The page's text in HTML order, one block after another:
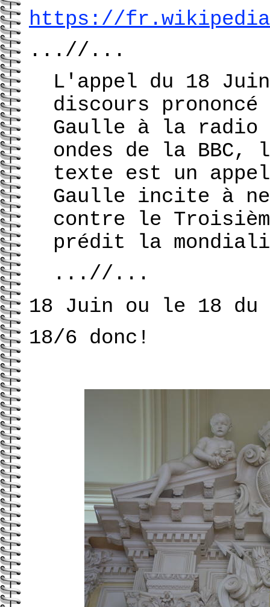
https://
...//...
L'appel du 18
discours
Gaulle à la radio
ondes de la BBC,
texte est un
Gaulle incite à
contre le
prédit la
...//...
18 Juin ou le 18 du
18/6 donc!